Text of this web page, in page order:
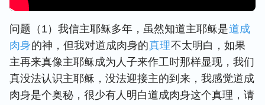
问题（1）我信主耶稣多年，虽然知道主耶稣是道成
肉身的神，但我对道成肉身的真理不太明白，如果
主再来真像主耶稣成为人子来作工时那样显现，我们
真没法认识主耶稣，没法迎接主的到来，我感觉道成
肉身是个奥秘，很少有人明白道成肉身这个真理，请